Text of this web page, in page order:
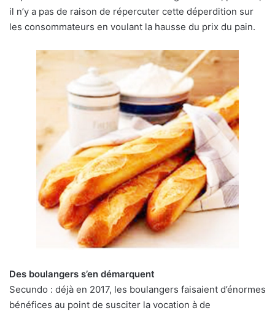
il n’y a pas de raison de répercuter cette déperdition sur
les consommateurs en voulant la hausse du prix du pain.
Des boulangers s’en démarquent
Secundo : déjà en 2017, les boulangers faisaient d’énormes
bénéfices au point de susciter la vocation à de